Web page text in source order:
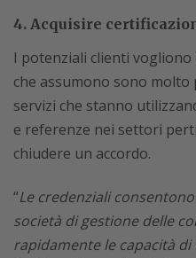
4. Acquisire
I potenziali clienti
che assumono sono
servizi che stanno
e referenze nei settori
chiudere un accordo.
“Le credenziali
società di gestione delle
rapidamente le capacità